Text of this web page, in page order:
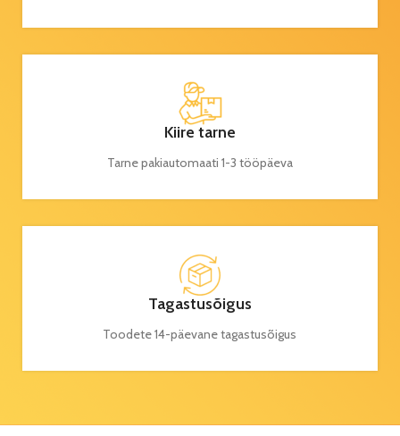
Kiire tarne
Tarne pakiautomaati 1-3 tööpäeva
Tagastusõigus
Toodete 14-päevane tagastusõigus